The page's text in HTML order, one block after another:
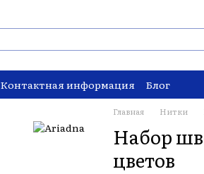
Контактная информация Блог
Главная Нитки
Набор
цветов